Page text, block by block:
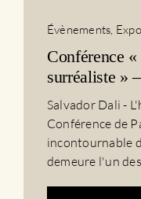
Évènements,
Conférence
surréaliste »
Salvador Dali -
Conférence de
incontournable
demeure l'un